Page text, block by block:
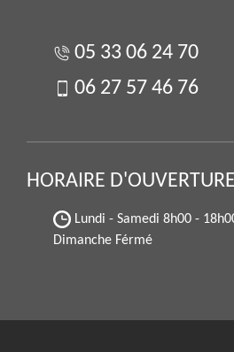
05 33 06 24 70
06 27 57 46 76
HORAIRE D'OUVERTURE
Lundi - Samedi 8h00 -
Dimanche Férmé